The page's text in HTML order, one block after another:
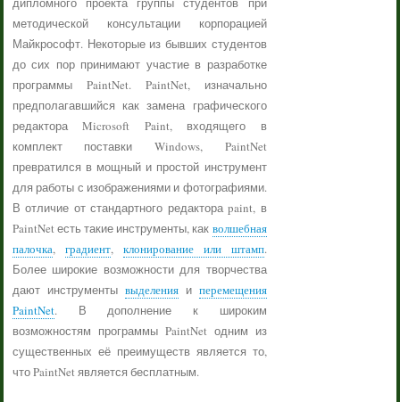
методической консультации корпорацией
Майкрософт. Некоторые из бывших студентов
до сих пор принимают участие в разработке
программы PaintNet. PaintNet, изначально
предполагавшийся как замена графического
редактора Microsoft Paint, входящего в
комплект поставки Windows, PaintNet
превратился в мощный и простой инструмент
для работы с изображениями и фотографиями.
В отличие от стандартного редактора paint, в
PaintNet есть такие инструменты, как волшебная
палочка, градиент, клонирование или штамп.
Более широкие возможности для творчества
дают инструменты выделенияи перемещения
PaintNet. В дополнение к широким
возможностям программы PaintNet одним из
существенных её преимуществ является то,
что PaintNet является бесплатным.